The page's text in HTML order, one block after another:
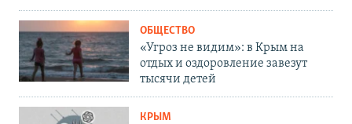
ОБЩЕСТВО
«Угроз не видим»: в Крым на
отдых и оздоровление завезут
тысячи детей
КРЫМ